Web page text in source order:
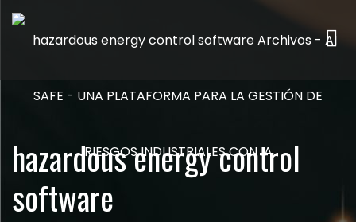
hazardous energy control
software